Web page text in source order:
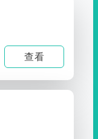
查看